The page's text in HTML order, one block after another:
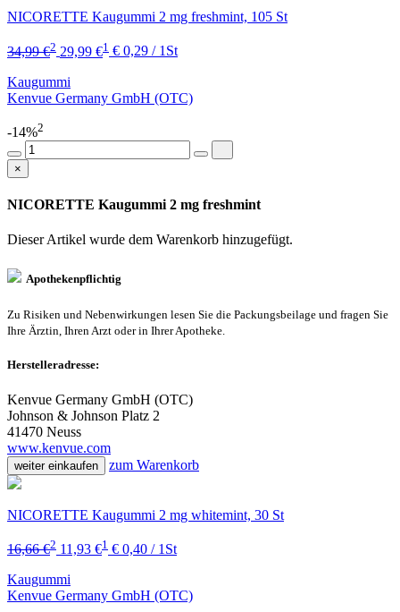
NICORETTE Kaugummi 2 mg freshmint, 105 St
34,99 €2 29,99 €1 € 0,29 / 1St
Kaugummi
Kenvue Germany GmbH (OTC)
-14%2
×
NICORETTE Kaugummi 2 mg freshmint
Dieser Artikel wurde dem Warenkorb hinzugefügt.
Apothekenpflichtig
Zu Risiken und Nebenwirkungen lesen Sie die Packungsbeilage und fragen Sie
Ihre Ärztin, Ihren Arzt oder in Ihrer Apotheke.
Herstelleradresse:
Kenvue Germany GmbH (OTC)
Johnson & Johnson Platz 2
41470 Neuss
www.kenvue.com
weiter einkaufen zum Warenkorb
NICORETTE Kaugummi 2 mg whitemint, 30 St
16,66 €2 11,93 €1 € 0,40 / 1St
Kaugummi
Kenvue Germany GmbH (OTC)